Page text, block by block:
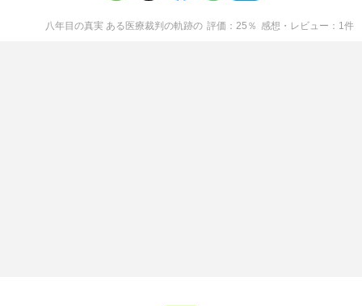
八年目の真実 ある医療裁判の軌跡の 評価 25 ％ 感想・レビュー 1件